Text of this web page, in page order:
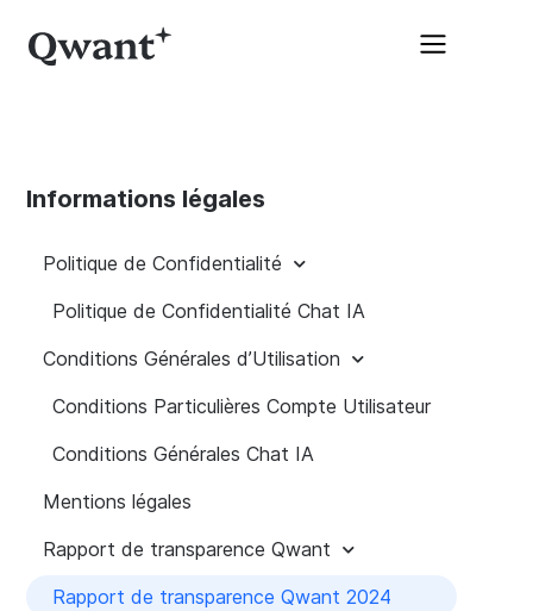
Informations légales
Politique de Confidentialité
Politique de Confidentialité Chat IA
Conditions Générales d’Utilisation
Conditions Particulières Compte Utilisateur
Conditions Générales Chat IA
Mentions légales
Rapport de transparence Qwant
Rapport de transparence Qwant 2024